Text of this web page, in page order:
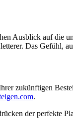
Ausblick auf die
Das Gefühl,
zukünftigen
.
der perfekte